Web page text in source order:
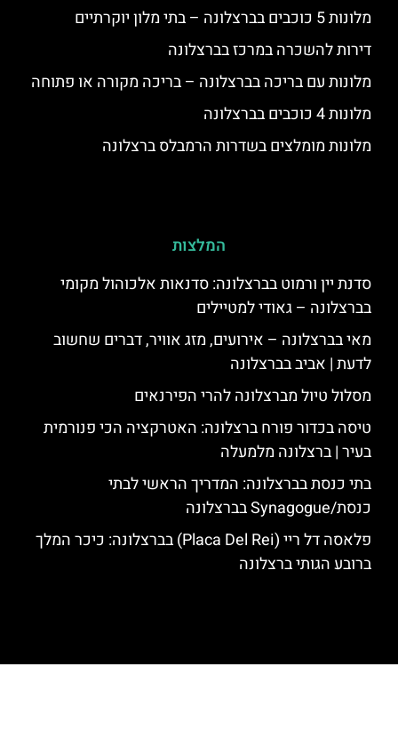
מלונות 5 כוכבים בברצלונה – בתי מלון יוקרתיים
דירות להשכרה במרכז בברצלונה
מלונות עם בריכה בברצלונה – בריכה מקורה או פתוחה
מלונות 4 כוכבים בברצלונה
מלונות מומלצים בשדרות הרמבלס ברצלונה
המלצות
סדנת יין ורמוט בברצלונה: סדנאות אלכוהול מקומי
בברצלונה – גאודי למטיילים
מאי בברצלונה – אירועים, מזג אוויר, דברים שחשוב
לדעת | אביב בברצלונה
מסלול טיול מברצלונה להרי הפירנאים
טיסה בכדור פורח ברצלונה: האטרקציה הכי פנורמית
בעיר | ברצלונה מלמעלה
בתי כנסת בברצלונה: המדריך הראשי לבתי
כנסת/Synagogue בברצלונה
פלאסה דל ריי (Placa Del Rei) בברצלונה: כיכר המלך
ברובע הגותי ברצלונה